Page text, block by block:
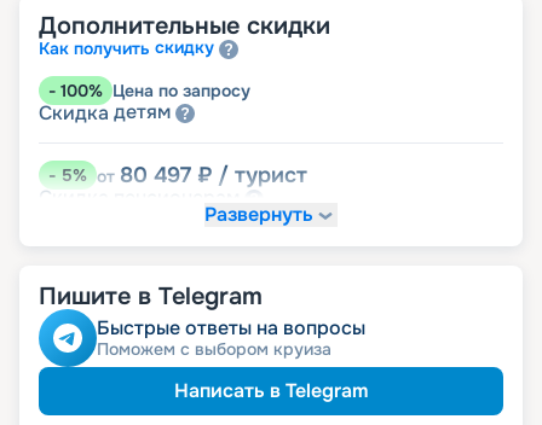
Дополнительные скидки
Как получить скидку
- 100% Цена по запросу
Скидка детям
-5% от 80 497 ₽ / турист
Скидка
Развернуть
Пишите в Telegram
Быстрые ответы на вопросы
Поможем с выбором круиза
Написать в Telegram